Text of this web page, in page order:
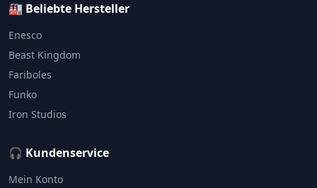
🏭 Beliebte Hersteller
Enesco
Beast Kingdom
Fariboles
Funko
Iron Studios
🎧 Kundenservice
Mein Konto